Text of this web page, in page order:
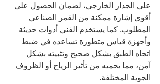
على الجدار الخارجي، لضمان الحصول على
أقوى إشارة ممكنة من القمر الصناعي
المطلوب. كما يستخدم الفني أدوات حديثة
وأجهزة قياس متطورة تساعده في ضبط
اتجاه الطبق بشكل صحيح وتثبيته بشكل
آمن، مما يحميه من تأثير الرياح أو الظروف
الجوية المختلفة.